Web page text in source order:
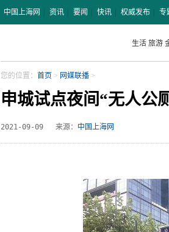
中国上海网 资讯 要闻 快讯 权威发布 专
生活 旅游
您的位置： 首页 > 网媒联播 >
申城试点夜间“无人公
2021-09-09 来源： 中国上海网